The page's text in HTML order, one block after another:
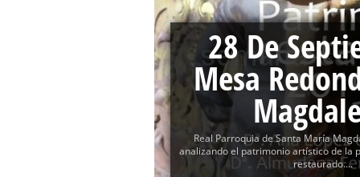
Misa Solemne en honor a
28 De
Mesa
Real Parroquia de Santa María
analizando el patrimonio artístico de la
restaurado....